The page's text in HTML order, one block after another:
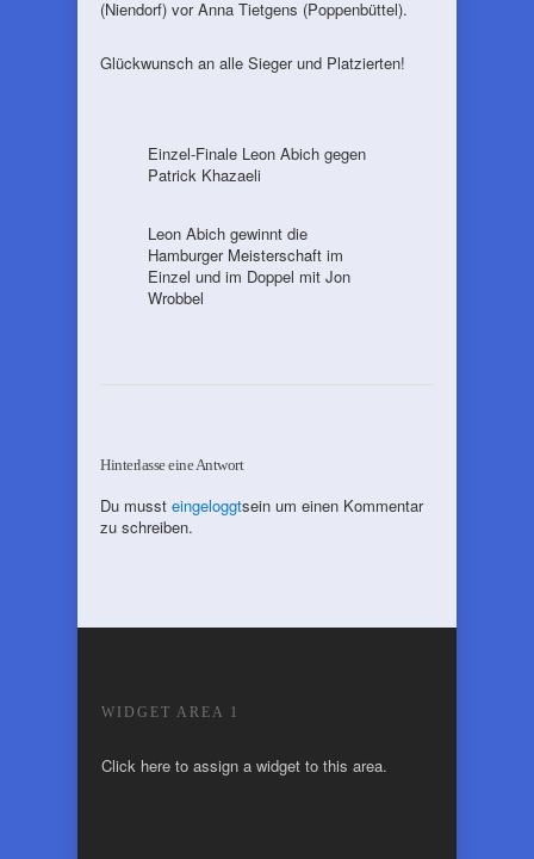
(Niendorf) vor Anna Tietgens (Poppenbüttel).
Glückwunsch an alle Sieger und Platzierten!
Einzel-Finale Leon Abich gegen
Patrick Khazaeli
Leon Abich gewinnt die
Hamburger Meisterschaft im
Einzel und im Doppel mit Jon
Wrobbel
Hinterlasse eine Antwort
Du musst eingeloggtsein um einen Kommentar
zu schreiben.
WIDGET AREA 1
Click here to assign a widget to this area.